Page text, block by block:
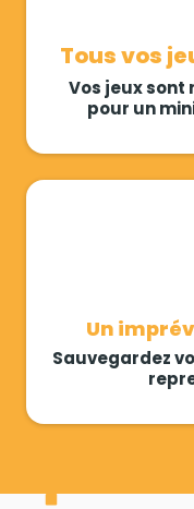
Tous vos
Vos jeux sont
pour un
Un
Sauvegardez